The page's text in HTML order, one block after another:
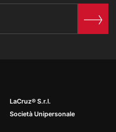
LaCruz® S.r.l.
Società Unipersonale